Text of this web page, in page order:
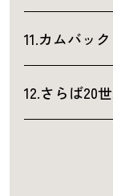
11.カムバッ
12.さらば20